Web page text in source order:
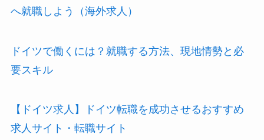
へ就職しよう（海外求人）
ドイツで働くには？就職する方法、現地情勢と必
要スキル
【ドイツ求人】ドイツ転職を成功させるおすすめ
求人サイト・転職サイト